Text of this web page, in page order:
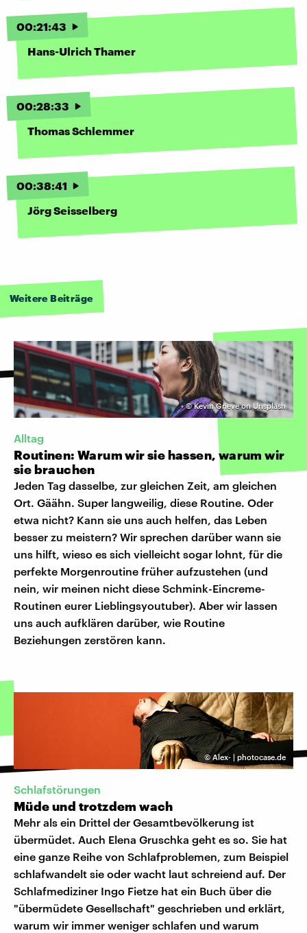
00:21:43
Hans-Ulrich Thamer
00:28:33
Thomas Schlemmer
00:38:41
Jörg Seisselberg
Weitere Beiträge
©Kevin Grieve on Unsplash
Alltag
Routinen: Warum wir sie hassen, warum wir
sie brauchen
Jeden Tag dasselbe, zur gleichen Zeit, am gleichen
Ort. Gäähn. Super langweilig, diese Routine. Oder
etwa nicht? Kann sie uns auch helfen, das Leben
besser zu meistern? Wir sprechen darüber wann sie
uns hilft, wieso es sich vielleicht sogar lohnt, für die
perfekte Morgenroutine früher aufzustehen (und
nein, wir meinen nicht diese Schmink-Eincreme-
Routinen eurer Lieblingsyoutuber). Aber wir lassen
uns auch aufklären darüber, wie Routine
Beziehungen zerstören kann.
©Alex- | photocase.de
Schlafstörungen
Müde und trotzdem wach
Mehr als ein Drittel der Gesamtbevölkerung ist
übermüdet. Auch Elena Gruschka geht es so. Sie hat
eine ganze Reihe von Schlafproblemen, zum Beispiel
schlafwandelt sie oder wacht laut schreiend auf. Der
Schlafmediziner Ingo Fietze hat ein Buch über die
"übermüdete Gesellschaft" geschrieben und erklärt,
warum wir immer weniger schlafen und warum